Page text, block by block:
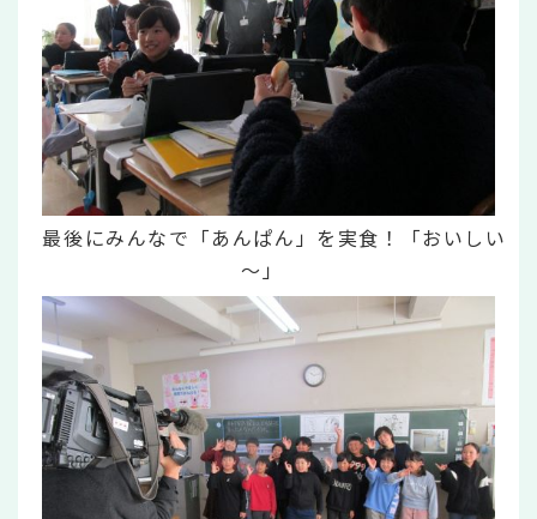
最後にみんなで「あんぱん」を実食！「おいしい
～」